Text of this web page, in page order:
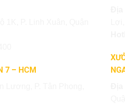
7 – HCM